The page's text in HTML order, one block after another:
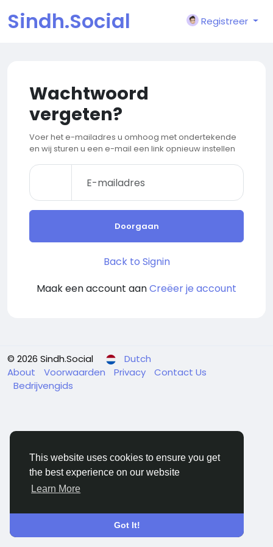
This website uses cookies to ensure you get
the best experience on our website
Learn More
Got It!
Sindh.Social Registreer
Wachtwoord
vergeten?
Voer het e-mailadres u omhoog met ondertekende
en wij sturen u een e-mail een link opnieuw instellen
Doorgaan
Back to Signin
Maak een account aanCreëer je account
© 2026 Sindh.Social
Dutch
About
Voorwaarden Privacy
Contact Us
Bedrijvengids